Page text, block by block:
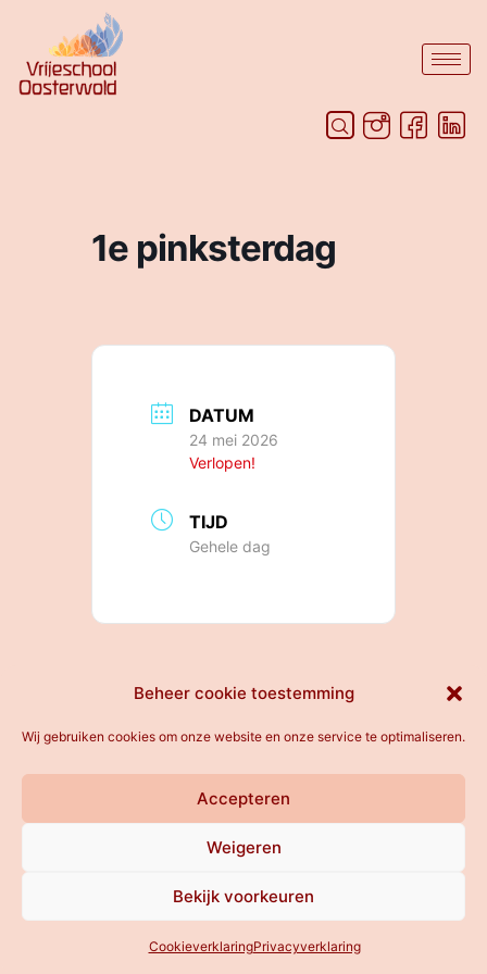
Beheer cookie toestemming
Wij gebruiken cookies om onze website en onze service te optimaliseren.
Accepteren
Weigeren
Bekijk voorkeuren
CookieverklaringPrivacyverklaring
1e pinksterdag
DATUM
24 mei 2026
Verlopen!
TIJD
Gehele dag
All rights reserved